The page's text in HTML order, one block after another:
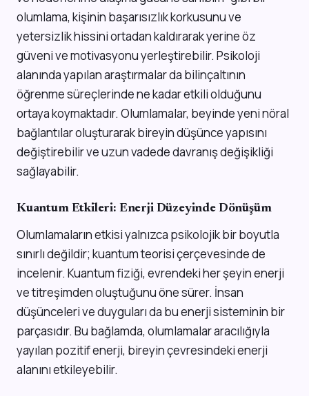
olumlama, kişinin başarısızlık korkusunu ve
yetersizlik hissini ortadan kaldırarak yerine öz
güveni ve motivasyonu yerleştirebilir. Psikoloji
alanında yapılan araştırmalar da bilinçaltının
öğrenme süreçlerinde ne kadar etkili olduğunu
ortaya koymaktadır. Olumlamalar, beyinde yeni nöral
bağlantılar oluşturarak bireyin düşünce yapısını
değiştirebilir ve uzun vadede davranış değişikliği
sağlayabilir.
Kuantum Etkileri: Enerji Düzeyinde Dönüşüm
Olumlamaların etkisi yalnızca psikolojik bir boyutla
sınırlı değildir; kuantum teorisi çerçevesinde de
incelenir. Kuantum fiziği, evrendeki her şeyin enerji
ve titreşimden oluştuğunu öne sürer. İnsan
düşünceleri ve duyguları da bu enerji sisteminin bir
parçasıdır. Bu bağlamda, olumlamalar aracılığıyla
yayılan pozitif enerji, bireyin çevresindeki enerji
alanını etkileyebilir.